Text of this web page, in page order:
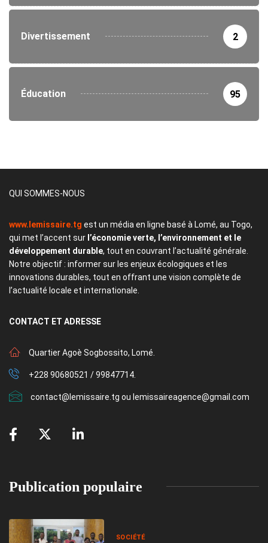
Divertissement 2
Éducation 95
QUI SOMMES-NOUS
www.lemissaire.tg est un média en ligne basé à Lomé, au Togo,
qui met l’accent sur l’économie verte, l’environnement et le
développement durable, tout en couvrant l’actualité générale.
Notre objectif : informer sur les enjeux écologiques et les
innovations durables, tout en offrant une vision complète de
l’actualité locale et internationale.
CONTACT ET ADRESSE
Quartier Agoè Sogbossito, Lomé.
+228 90680521 / 99847714.
contact@lemissaire.tg ou lemissaireagence@gmail.com
Publication populaire
SOCIÉTÉ